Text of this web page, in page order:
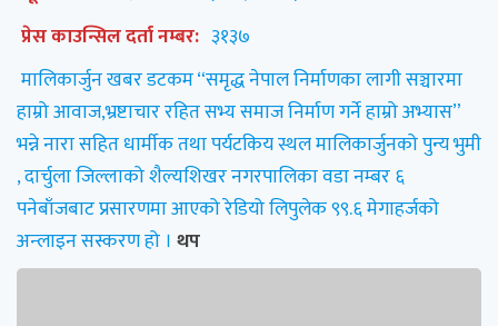
प्रेस काउन्सिल दर्ता नम्बर: ३१३७
मालिकार्जुन खबर डटकम “समृद्ध नेपाल निर्माणका लागी सञ्चारमा
हाम्रो आवाज,भ्रष्टाचार रहित सभ्य समाज निर्माण गर्ने हाम्रो अभ्यास”
भन्ने नारा सहित धार्मीक तथा पर्यटकिय स्थल मालिकार्जुनको पुन्य भुमी
, दार्चुला जिल्लाको शैल्यशिखर नगरपालिका वडा नम्बर ६
पनेबाँजबाट प्रसारणमा आएको रेडियो लिपुलेक ९९.६ मेगाहर्जको
अन्लाइन सस्करण हो । थप